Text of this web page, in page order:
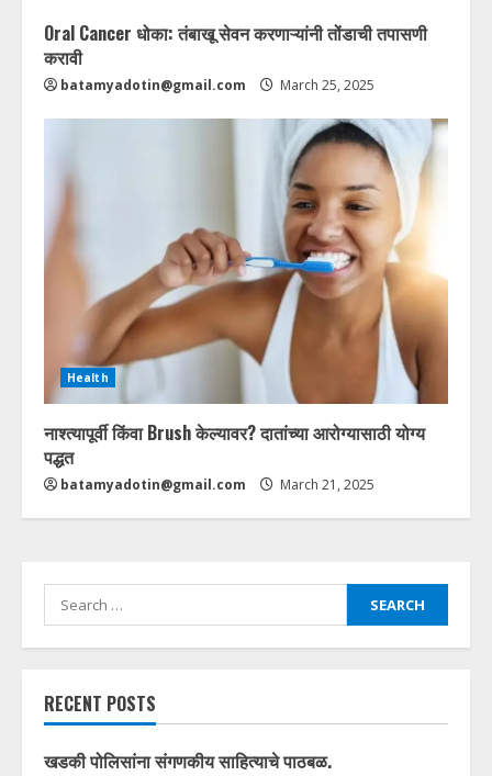
Oral Cancer धोका: तंबाखू सेवन करणाऱ्यांनी तोंडाची तपासणी
करावी
batamyadotin@gmail.com March 25, 2025
Health
नाश्त्यापूर्वी किंवा Brush केल्यावर? दातांच्या आरोग्यासाठी योग्य
पद्धत
batamyadotin@gmail.com March 21, 2025
Search
for:
RECENT POSTS
खडकी पोलिसांना संगणकीय साहित्याचे पाठबळ.